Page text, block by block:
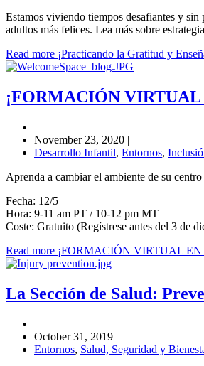
Estamos viviendo tiempos desafiantes y
adultos más felices. Lea más sobre
Read more ¡Practicando la Gratitud y
¡FORMACIÓN VIRTUAL
November 23, 2020 |
Desarrollo Infantil, Entornos,
Aprenda a cambiar el ambiente de su
Fecha: 12/5
Hora: 9-11 am PT / 10-12 pm MT
Coste: Gratuito (Regístrese antes del 3 de
Read more ¡FORMACIÓN VIRTUAL EN
La Sección de Salud:
October 31, 2019 |
Entornos, Salud, Seguridad y